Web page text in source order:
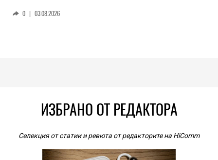
0 | 03.08.2026
ИЗБРАНО ОТ РЕДАКТОРА
Селекция от статии и ревюта от редакторите на HiComm